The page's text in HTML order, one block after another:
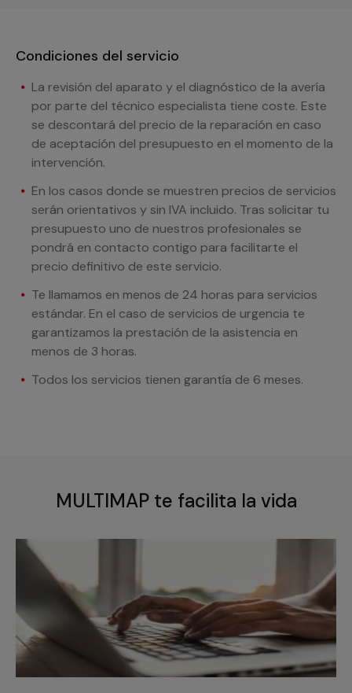
Condiciones del servicio
La revisión del aparato y el diagnóstico de la avería
por parte del técnico especialista tiene coste. Este
se descontará del precio de la reparación en caso
de aceptación del presupuesto en el momento de la
intervención.
En los casos donde se muestren precios de servicios
serán orientativos y sin IVA incluido. Tras solicitar tu
presupuesto uno de nuestros profesionales se
pondrá en contacto contigo para facilitarte el
precio definitivo de este servicio.
Te llamamos en menos de 24 horas para servicios
estándar. En el caso de servicios de urgencia te
garantizamos la prestación de la asistencia en
menos de 3 horas.
Todos los servicios tienen garantía de 6 meses.
MULTIMAP te facilita la vida